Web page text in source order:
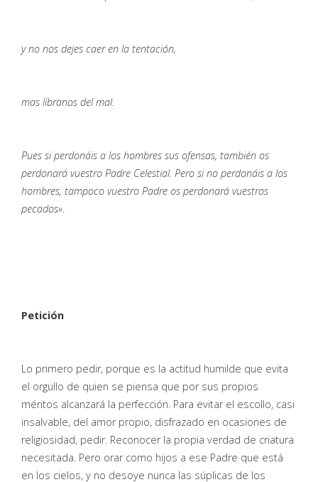
y no nos dejes caer en la tentación,
mas líbranos del mal.
Pues si perdonáis a los hombres sus ofensas, también os
perdonará vuestro Padre Celestial. Pero si no perdonáis a los
hombres, tampoco vuestro Padre os perdonará vuestros
pecados».
Petición
Lo primero pedir, porque es la actitud humilde que evita
el orgullo de quien se piensa que por sus propios
méritos alcanzará la perfección. Para evitar el escollo, casi
insalvable, del amor propio, disfrazado en ocasiones de
religiosidad, pedir. Reconocer la propia verdad de criatura
necesitada. Pero orar como hijos a ese Padre que está
en los cielos, y no desoye nunca las súplicas de los